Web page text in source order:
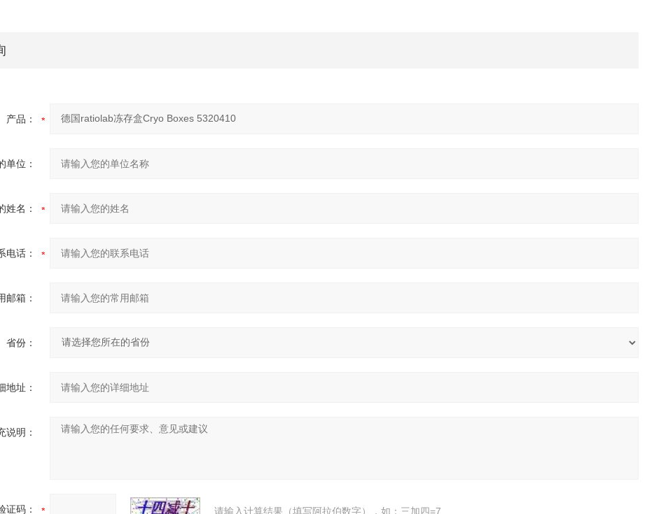
产品：
单位：
姓名：
电话：
邮箱：
省份：
地址：
说明：
证码： 请输入计算结果（填写阿拉伯数字），如：三加四=7